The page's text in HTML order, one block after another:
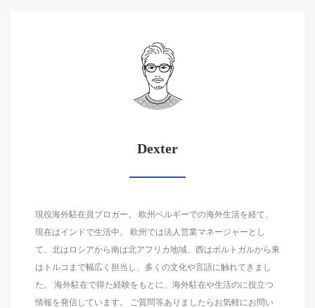
Dexter
現役海外駐在員ブロガー。 欧州ベルギーでの海外生活を経て、
現在はインドで生活中。 欧州では法人営業マネージャーとし
て、北はロシアから南は北アフリカ地域、西はポルトガルから東
はトルコまで幅広く担当し、多くの文化や言語に触れてきまし
た。 海外駐在で得た経験をもとに、海外駐在や生活のに役立つ
情報を発信しています。 ご質問等ありましたらお気軽にお問い